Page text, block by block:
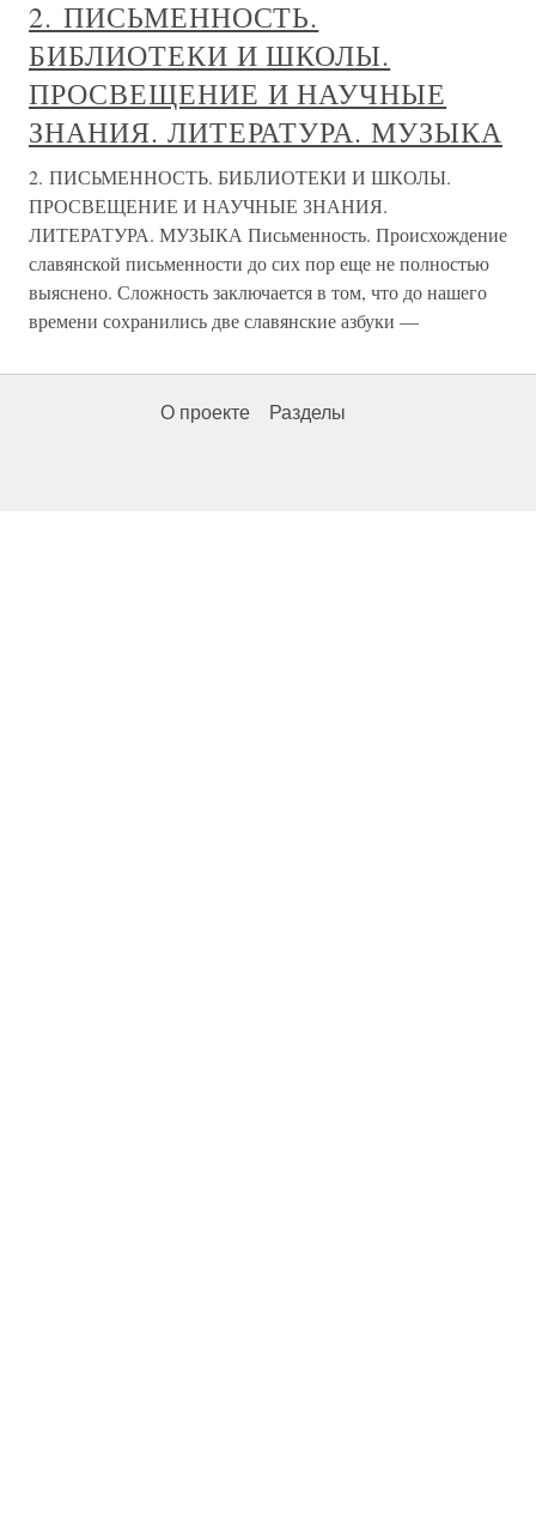
2. ПИСЬМЕННОСТЬ.
БИБЛИОТЕКИ И ШКОЛЫ.
ПРОСВЕЩЕНИЕ И НАУЧНЫЕ
ЗНАНИЯ. ЛИТЕРАТУРА. МУЗЫКА
2. ПИСЬМЕННОСТЬ. БИБЛИОТЕКИ И ШКОЛЫ.
ПРОСВЕЩЕНИЕ И НАУЧНЫЕ ЗНАНИЯ.
ЛИТЕРАТУРА. МУЗЫКА Письменность. Происхождение
славянской письменности до сих пор еще не полностью
выяснено. Сложность заключается в том, что до нашего
времени сохранились две славянские азбуки —
О проекте Разделы